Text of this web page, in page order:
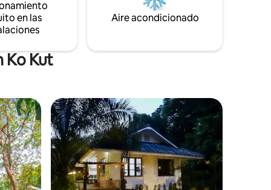
corto trayecto en motocicleta (700 m).
en las
Aire acondicionado
Ko Kut